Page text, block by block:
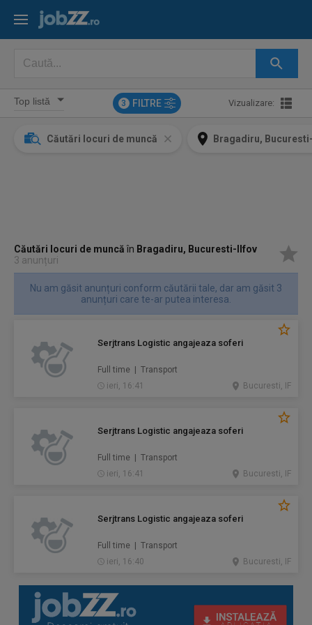
3 FILTRE Vizualizare:
Căutări locuri de muncă Bragadiru,
Căutări locuri de muncăîn Bragadiru, Bucuresti-Ilfov
3 anunțuri
Nu am găsit anunțuri conform căutării tale, dar am găsit 3
anunțuri care te-ar putea interesa.
Serjtrans Logistic angajeaza soferi
Full time | Transport
ieri, 16:41
Bucuresti, IF
Serjtrans Logistic angajeaza soferi
Full time | Transport
ieri, 16:41
Bucuresti, IF
Serjtrans Logistic angajeaza soferi
Full time | Transport
ieri, 16:40
Bucuresti, IF